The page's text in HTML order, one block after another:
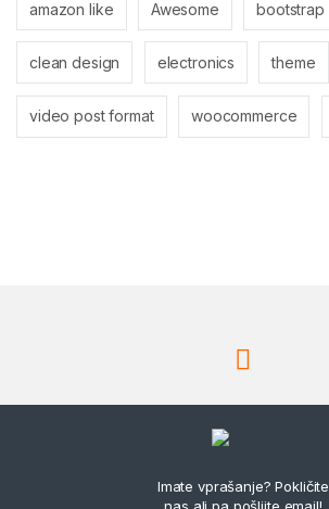
amazon like Awesome bootstrap
clean design electronics theme
video post format woocommerce
Imate vprašanje? Pokličite